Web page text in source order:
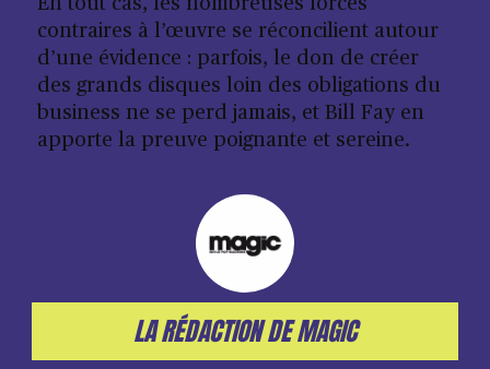
En tout cas, les nombreuses forces
contraires à l’œuvre se réconcilient autour
d’une évidence : parfois, le don de créer
des grands disques loin des obligations du
business ne se perd jamais, et Bill Fay en
apporte la preuve poignante et sereine.
LA RÉDACTION DE MAGIC